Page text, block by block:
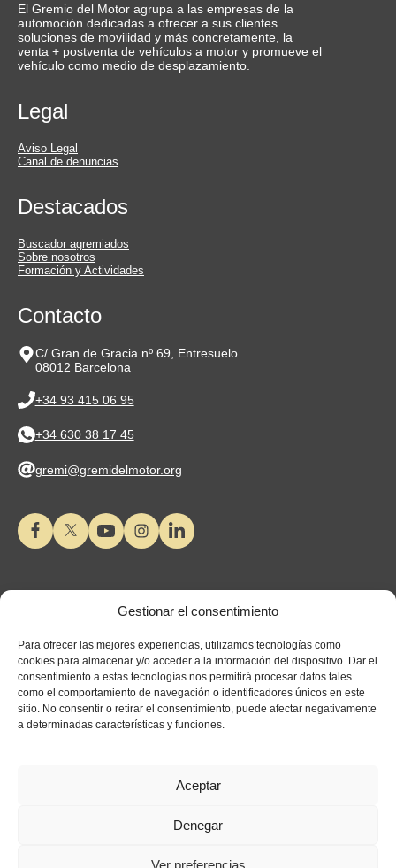
Gestionar el consentimiento
Para ofrecer las mejores experiencias, utilizamos tecnologías como
cookies para almacenar y/o acceder a la información del dispositivo. Dar el
consentimiento a estas tecnologías nos permitirá procesar datos tales
como el comportamiento de navegación o identificadores únicos en este
sitio. No consentir o retirar el consentimiento, puede afectar negativamente
a determinadas características y funciones.
Aceptar
Denegar
Ver preferencias
El Gremio del Motor agrupa a las empresas de la
automoción dedicadas a ofrecer a sus clientes
soluciones de movilidad y más concretamente, la
venta + postventa de vehículos a motor y promueve el
vehículo como medio de desplazamiento.
Legal
Aviso Legal
Canal de denuncias
Destacados
Buscador agremiados
Sobre nosotros
Formación y Actividades
Contacto
C/ Gran de Gracia nº 69, Entresuelo.
08012 Barcelona
+34 93 415 06 95
+34 630 38 17 45
gremi@gremidelmotor.org